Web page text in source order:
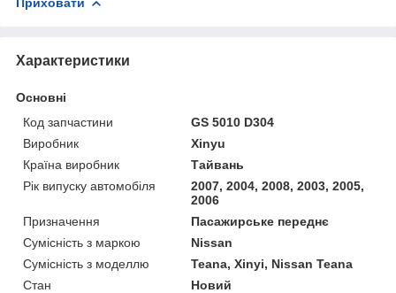
Характеристики
Основні
Код запчастини
GS 5010 D304
Виробник
Xinyu
Країна виробник
Тайвань
Рік випуску автомобіля
2007, 2004, 2008, 2003, 2005,
2006
Призначення
Пасажирське переднє
Сумісність з маркою
Nissan
Сумісність з моделлю
Teana, Xinyi, Nissan Teana
Стан
Новий